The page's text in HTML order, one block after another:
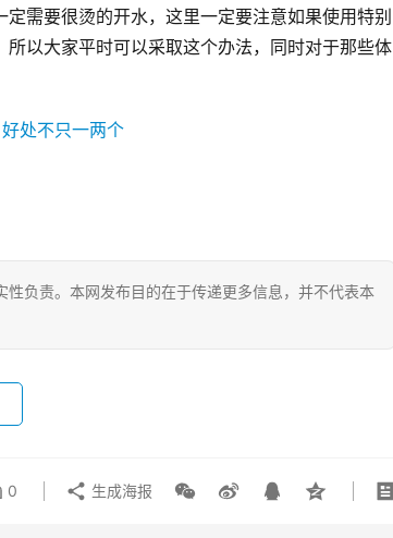
需要很烫的开水，这里一定要注意如果使用特别
以大家平时可以采取这个办法，同时对于那些体
负责。本网发布目的在于传递更多信息，并不代表本
0 生成海报